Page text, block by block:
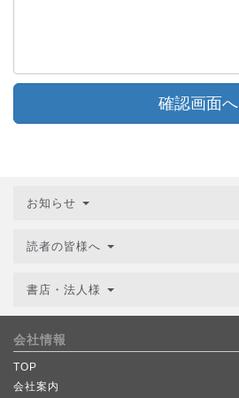
確認画面へ
お知らせ
読者の皆様へ
書店・法人様
会社情報
TOP
会社案内